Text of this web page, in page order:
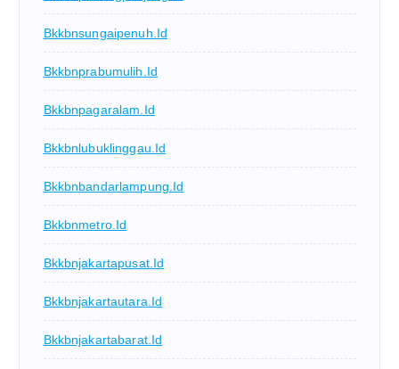
Bkkbnsungaipenuh.id
Bkkbnprabumulih.id
Bkkbnpagaralam.id
Bkkbnlubuklinggau.id
Bkkbnbandarlampung.id
Bkkbnmetro.id
Bkkbnjakartapusat.id
Bkkbnjakartautara.id
Bkkbnjakartabarat.id